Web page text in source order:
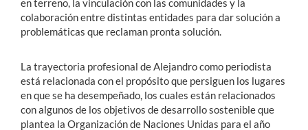
en terreno, la vinculación con las comunidades y la
colaboración entre distintas entidades para dar solución a
problemáticas que reclaman pronta solución.
La trayectoria profesional de Alejandro como periodista
está relacionada con el propósito que persiguen los lugares
en que se ha desempeñado, los cuales están relacionados
con algunos de los objetivos de desarrollo sostenible que
plantea la Organización de Naciones Unidas para el año